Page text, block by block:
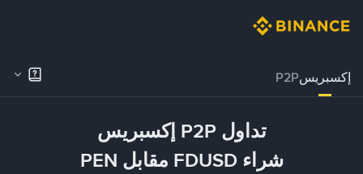
إكسبريسP2P
تداول P2P إكسبريس
شراء FDUSD مقابل PEN